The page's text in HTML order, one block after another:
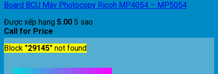
Board BCU Máy Photocopy Ricoh MP4054 – MP5054
Được xếp hạng 5.00 5 sao
Call for Price
Block "29145" not found